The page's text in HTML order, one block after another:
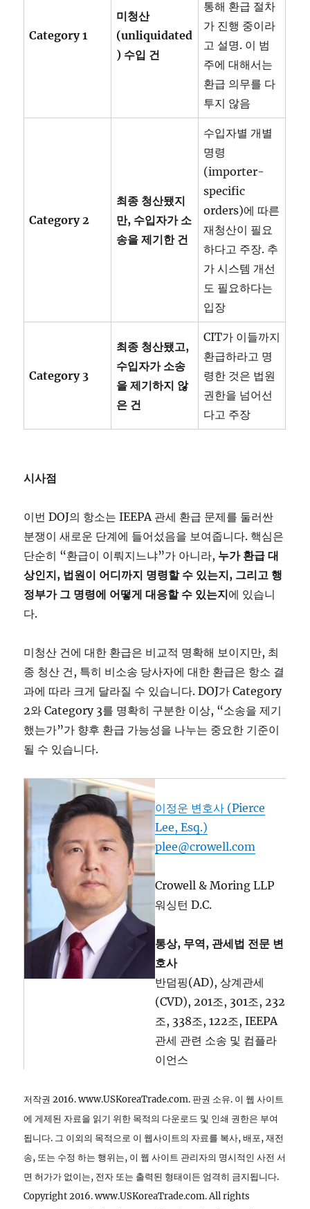
Category 1
미청산
(unliquidated
) 수입 건
통해 환급 절차
가 진행 중이라
고 설명. 이 범
주에 대해서는
환급 의무를 다
투지 않음
Category 2
최종 청산됐지
만, 수입자가 소
송을제기한 건
수입자별 개별
명령
(importer-
specific
orders)에 따른
재청산이 필요
하다고 주장. 추
가 시스템 개선
도 필요하다는
입장
Category 3
최종 청산됐고,
수입자가 소송
을제기하지 않
은 건
CIT가 이들까지
환급하라고 명
령한 것은 법원
권한을 넘어선
다고 주장
시사점
이번 DOJ의 항소는 IEEPA 관세 환급 문제를 둘러싼
분쟁이 새로운 단계에 들어섰음을 보여줍니다. 핵심은
단순히 “환급이 이뤄지느냐”가 아니라, 누가 환급대
상인지, 법원이 어디까지 명령할 수 있는지, 그리고 행
정부가 그 명령에 어떻게대응할 수 있는지에 있습니
다.
미청산 건에 대한 환급은 비교적 명확해 보이지만, 최
종 청산 건, 특히 비소송 당사자에 대한 환급은 항소 결
과에 따라 크게 달라질 수 있습니다. DOJ가 Category
2와 Category 3를 명확히 구분한 이상, “소송을 제기
했는가”가 향후 환급 가능성을 나누는 중요한 기준이
될 수 있습니다.
이정운 변호사 (Pierce
Lee, Esq.)
plee@crowell.com
Crowell & Moring LLP
워싱턴 D.C.
통상, 무역, 관세법 전문 변
호사
반덤핑(AD), 상계관세
(CVD), 201조, 301조, 232
조, 338조, 122조, IEEPA
관세 관련 소송 및 컴플라
이언스
저작권 2016. www.USKoreaTrade.com. 판권 소유. 이 웹 사이트
에 게제된 자료을 읽기 위한 목적의 다운로드 및 인쇄 권한은 부여
됩니다. 그 이외의 목적으로 이 웹사이트의 자료를 복사, 배포, 재전
송, 또는 수정 하는 행위는, 이 웹 사이트 관리자의 명시적인 사전 서
면 허가가 없이는, 전자 또는 출력된 형태이든 엄격히 금지됩니다.
Copyright 2016. www.USKoreaTrade.com. All rights